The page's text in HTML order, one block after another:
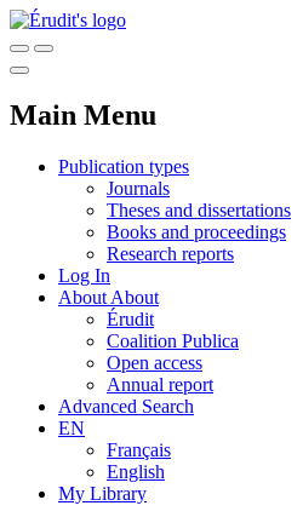
Main Menu
Publication types
Journals
Theses and dissertations
Books and proceedings
Research reports
Log In
About About
Érudit
Coalition Publica
Open access
Annual report
Advanced Search
EN
Français
English
My Library